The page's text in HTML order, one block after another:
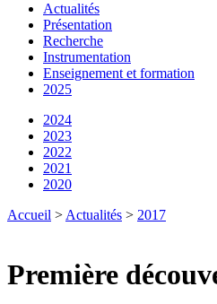
Actualités
Présentation
Recherche
Instrumentation
Enseignement et formation
2025
2024
2023
2022
2021
2020
Accueil > Actualités > 2017
Première